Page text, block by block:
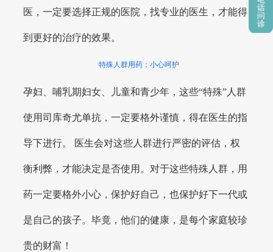
医，一定要选择正规的医院，找专业的医生，才能得
到更好的治疗的效果。
特殊人群用药：小心呵护
孕妇、哺乳期妇女、儿童和青少年，这些“特殊”人群
使用司库奇尤单抗，一定要格外谨慎，得在医生的指
导下进行。 医生会对这些人群进行严密的评估，权
衡利弊，才能决定是否使用。对于这些特殊人群，用
药一定要格外小心，保护好自己，也保护好下一代或
是自己的孩子。毕竟，他们的健康，是每个家庭较珍
贵的财富！